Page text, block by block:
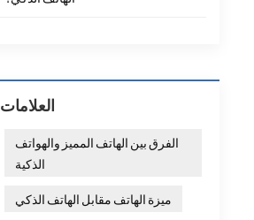
العلامات
الفرق بين الهاتف المميز والهواتف
الذكية
ميزة الهاتف مقابل الهاتف الذكي